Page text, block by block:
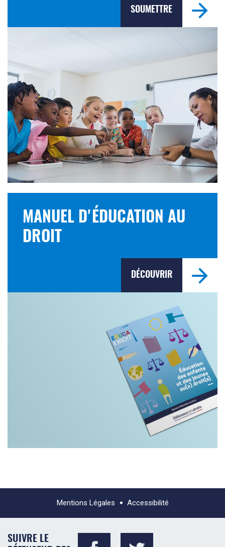
SOUMETTRE
MANUEL D'ÉDUCATION AU
DROIT
DÉCOUVRIR
Mentions Légales Accessibilité
SUIVRE LE